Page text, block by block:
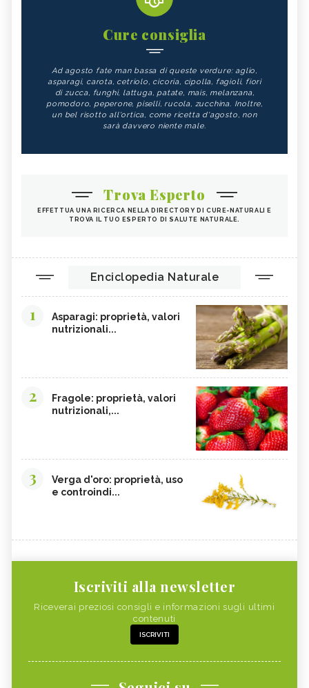
Cure consiglia
Ad agosto fate man bassa di queste verdure: aglio,
asparagi, carota, cetriolo, cicoria, cipolla, fagioli, fiori
di zucca, funghi, lattuga, patate, mais, melanzana,
pomodoro, peperone, piselli, rucola, zucchina. Inoltre,
un bel risotto all'ortica, come ricetta d'agosto, non
sarà davvero niente male.
Trova Esperto
EFFETTUA UNA RICERCA NELLA DIRECTORY DI CURE-NATURALI E
TROVA IL TUO ESPERTO DI SALUTE NATURALE.
Enciclopedia Naturale
1
Asparagi: proprietà, valori
nutrizionali...
2
Fragole: proprietà, valori
nutrizionali,...
3
Verga d'oro: proprietà, uso
e controindi...
Iscriviti alla newsletter
Riceverai preziosi consigli e informazioni sugli ultimi
contenuti
ISCRIVITI